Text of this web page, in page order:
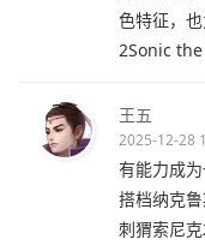
色特征，
2Sonic
王五
2025-12-28
有能力成
搭档纳克
刺猬索尼